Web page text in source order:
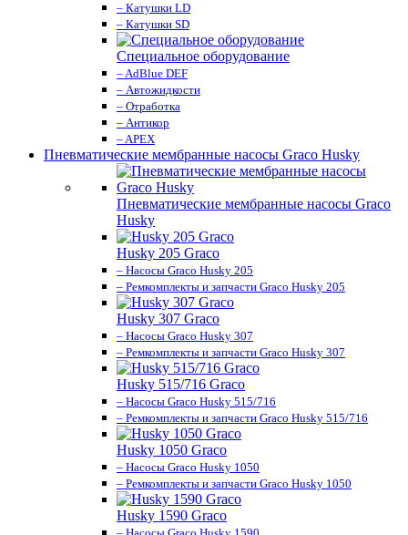
– Катушки LD
– Катушки SD
Специальное оборудование
– AdBlue DEF
– Автожидкости
– Отработка
– Антикор
– APEX
Пневматические мембранные насосы Graco Husky
Пневматические мембранные насосы Graco
Husky
Husky 205 Graco
– Насосы Graco Husky 205
– Ремкомплекты и запчасти Graco Husky 205
Husky 307 Graco
– Насосы Graco Husky 307
– Ремкомплекты и запчасти Graco Husky 307
Husky 515/716 Graco
– Насосы Graco Husky 515/716
– Ремкомплекты и запчасти Graco Husky 515/716
Husky 1050 Graco
– Насосы Graco Husky 1050
– Ремкомплекты и запчасти Graco Husky 1050
Husky 1590 Graco